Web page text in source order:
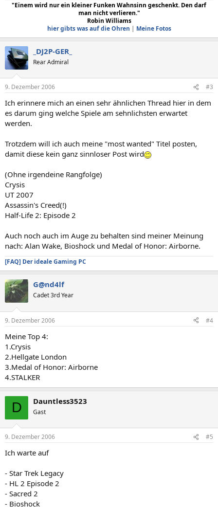
"Einem wird nur ein kleiner Funken Wahnsinn geschenkt. Den darf
man nicht verlieren."
Robin Williams
hier gibts was auf die Ohren | Meine Fotos
_DJ2P-GER_
Rear Admiral
9. Dezember 2006 #3
Ich erinnere mich an einen sehr ähnlichen Thread hier in dem
es darum ging welche Spiele am sehnlichsten erwartet
werden.
Trotzdem will ich auch meine "most wanted" Titel posten,
damit diese kein ganz sinnloser Post wird
(Ohne irgendeine Rangfolge)
Crysis
UT 2007
Assassin's Creed(!)
Half-Life 2: Episode 2
Auch noch auch im Auge zu behalten sind meiner Meinung
nach: Alan Wake, Bioshock und Medal of Honor: Airborne.
[FAQ] Der ideale Gaming PC
G@nd4lf
Cadet 3rd Year
9. Dezember 2006 #4
Meine Top 4:
1.Crysis
2.Hellgate London
3.Medal of Honor: Airborne
4.STALKER
D Dauntless3523
Gast
9. Dezember 2006 #5
Ich warte auf
- Star Trek Legacy
- HL 2 Episode 2
- Sacred 2
- Bioshock